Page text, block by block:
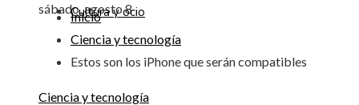
sábado, agosto 8
Cultura y ocio
Inicio
Ciencia y tecnología
Estos son los iPhone que serán compatibles
Ciencia y tecnología